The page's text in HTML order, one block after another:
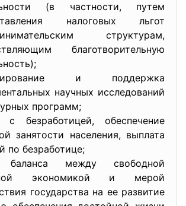
(в частности, путем
налоговых льгот
структурам,
благотворительную
и поддержка
научных исследований
программ;
с безработицей, обеспечение
занятости населения, выплата
по безработице;
баланса между свободной
экономикой и мерой
государства на ее развитие